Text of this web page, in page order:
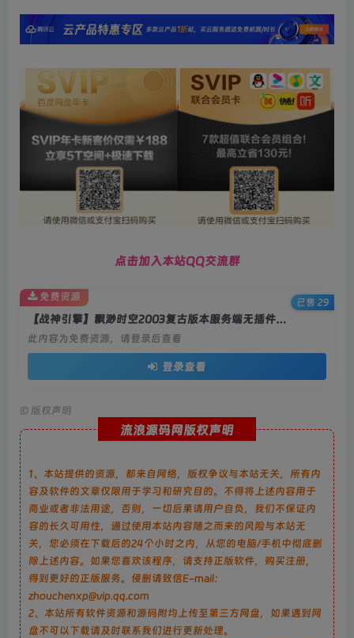
点击加入本站QQ交流群
【战神引擎】飘渺时空2003复古版本服务端无插件+安卓+教程
此内容为免费资源，请登录后查看
登录查看
免费资源
已售 29
© 版权声明
流浪源码网版权声明
1、本站提供的资源，都来自网络，版权争议与本站无关，所有内
容及软件的文章仅限用于学习和研究目的。不得将上述内容用于
商业或者非法用途，否则，一切后果请用户自负，我们不保证内
容的长久可用性，通过使用本站内容随之而来的风险与本站无
关，您必须在下载后的24个小时之内，从您的电脑/手机中彻底删
除上述内容。如果您喜欢该程序，请支持正版软件，购买注册，
得到更好的正版服务。侵删请致信E-mail：
zhouchenxp@vip.qq.com
2、本站所有软件资源和源码附均上传至第三方网盘，如果遇到网
盘不可以下载请及时联系我们进行更新处理。